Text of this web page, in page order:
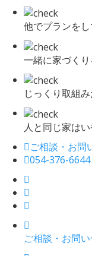
他でプランを
一緒に家づくり
じっくり取組み
人と同じ家はい
ご相談・お問
054-376-6644
ご相談・お問